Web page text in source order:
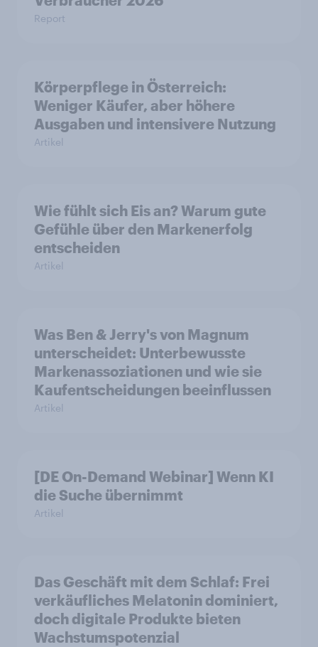
Report
Körperpflege in Österreich:
Weniger Käufer, aber höhere
Ausgaben und intensivere Nutzung
Artikel
Wie fühlt sich Eis an? Warum gute
Gefühle über den Markenerfolg
entscheiden
Artikel
Was Ben & Jerry's von Magnum
unterscheidet: Unterbewusste
Markenassoziationen und wie sie
Kaufentscheidungen beeinflussen
Artikel
[DE On-Demand Webinar] Wenn KI
die Suche übernimmt
Artikel
Das Geschäft mit dem Schlaf: Frei
verkäufliches Melatonin dominiert,
doch digitale Produkte bieten
Wachstumspotenzial